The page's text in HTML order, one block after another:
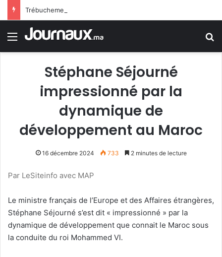
Menu
Stéphane Séjourné
impressionné par la
dynamique de
développement au Maroc
16 décembre 2024 733 2 minutes de lecture
Par LeSiteinfo avec MAP
Le ministre français de l’Europe et des Affaires étrangères,
Stéphane Séjourné s’est dit « impressionné » par la
dynamique de développement que connait le Maroc sous
la conduite du roi Mohammed VI.